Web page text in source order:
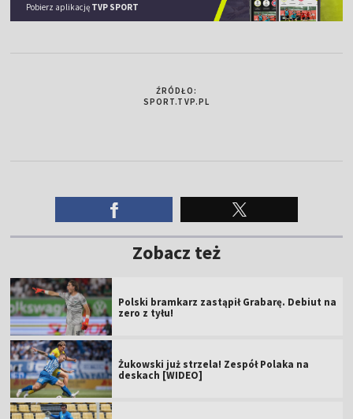
Pobierz aplikację TVP SPORT
ŹRÓDŁO:
SPORT.TVP.PL
Zobacz też
Polski bramkarz zastąpił Grabarę. Debiut na
zero z tyłu!
Żukowski już strzela! Zespół Polaka na
deskach [WIDEO]